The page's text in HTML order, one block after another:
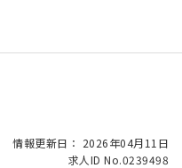
情報更新日： 2026年04月11日
求人ID No.0239498